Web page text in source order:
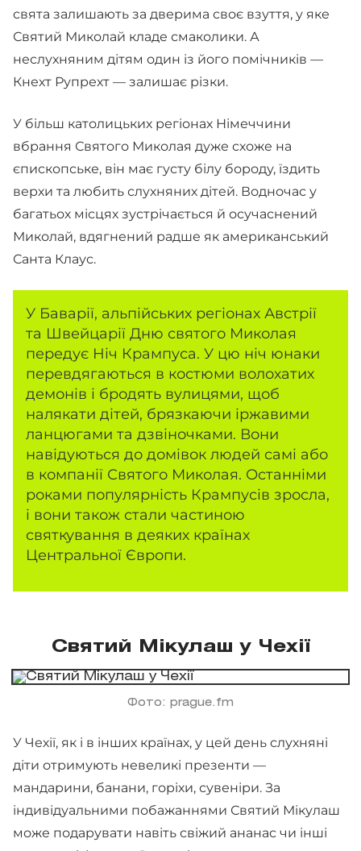
свята залишають за дверима своє взуття, у яке
Святий Миколай кладе смаколики. А
неслухняним дітям один із його помічників —
Кнехт Рупрехт — залишає різки.
У більш католицьких регіонах Німеччини
вбрання Святого Миколая дуже схоже на
єпископське, він має густу білу бороду, їздить
верхи та любить слухняних дітей. Водночас у
багатьох місцях зустрічається й осучаснений
Миколай, вдягнений радше як американський
Санта Клаус.
У Баварії, альпійських регіонах Австрії
та Швейцарії Дню святого Миколая
передує Ніч Крампуса. У цю ніч юнаки
перевдягаються в костюми волохатих
демонів і бродять вулицями, щоб
налякати дітей, брязкаючи іржавими
ланцюгами та дзвіночками. Вони
навідуються до домівок людей самі або
в компанії Святого Миколая. Останніми
роками популярність Крампусів зросла,
і вони також стали частиною
святкування в деяких країнах
Центральної Європи.
Святий Мікулаш у Чехії
Фото: prague.fm
У Чехії, як і в інших країнах, у цей день слухняні
діти отримують невеликі презенти —
мандарини, банани, горіхи, сувеніри. За
індивідуальними побажаннями Святий Мікулаш
може подарувати навіть свіжий ананас чи інші